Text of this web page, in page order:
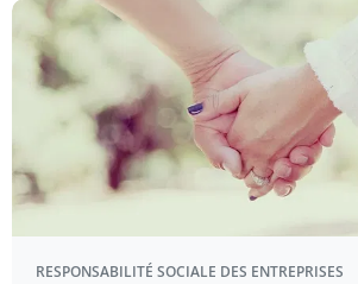
RESPONSABILITÉ SOCIALE DES ENTREPRISES